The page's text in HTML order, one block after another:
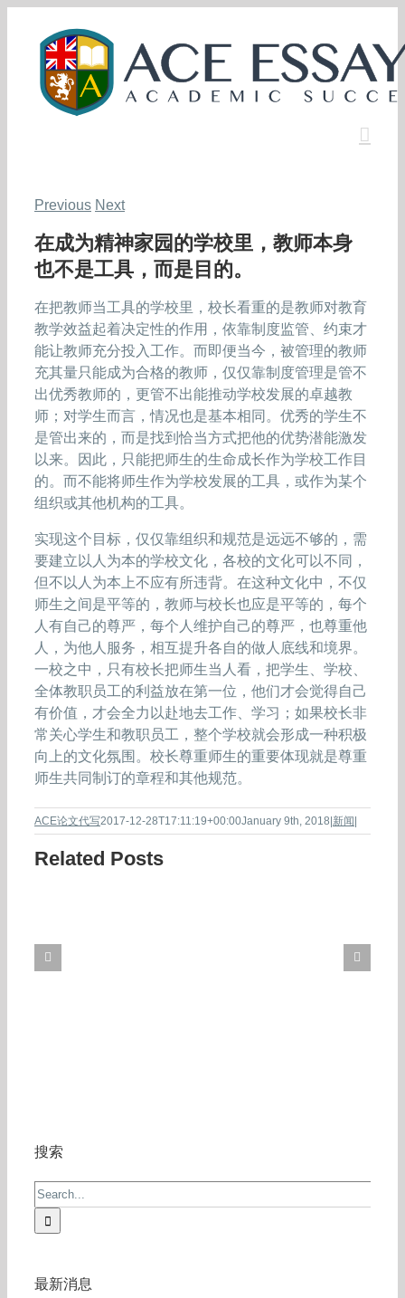
content
Previous Next
在成为精神家园的学校里，教师本身
也不是工具，而是目的。
在把教师当工具的学校里，校长看重的是教师对教育
教学效益起着决定性的作用，依靠制度监管、约束才
能让教师充分投入工作。而即便当今，被管理的教师
充其量只能成为合格的教师，仅仅靠制度管理是管不
出优秀教师的，更管不出能推动学校发展的卓越教
师；对学生而言，情况也是基本相同。优秀的学生不
是管出来的，而是找到恰当方式把他的优势潜能激发
以来。因此，只能把师生的生命成长作为学校工作目
的。而不能将师生作为学校发展的工具，或作为某个
组织或其他机构的工具。
实现这个目标，仅仅靠组织和规范是远远不够的，需
要建立以人为本的学校文化，各校的文化可以不同，
但不以人为本上不应有所违背。在这种文化中，不仅
师生之间是平等的，教师与校长也应是平等的，每个
人有自己的尊严，每个人维护自己的尊严，也尊重他
人，为他人服务，相互提升各自的做人底线和境界。
一校之中，只有校长把师生当人看，把学生、学校、
全体教职员工的利益放在第一位，他们才会觉得自己
有价值，才会全力以赴地去工作、学习；如果校长非
常关心学生和教职员工，整个学校就会形成一种积极
向上的文化氛围。校长尊重师生的重要体现就是尊重
师生共同制订的章程和其他规范。
ACE论文代写2017-12-28T17:11:19+00:00January 9th, 2018|新闻|
Related Posts
搜索
Search
for:
最新消息